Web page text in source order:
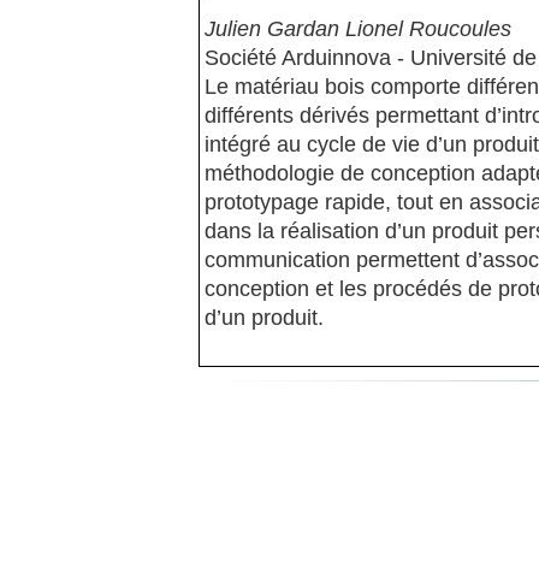
Julien Gardan Lionel Roucoules
Société Arduinnova - Université
Le matériau bois comporte
différents dérivés permettant
intégré au cycle de vie d’un
méthodologie de conception
prototypage rapide, tout en
dans la réalisation d’un produit
communication permettent
conception et les procédés de
d’un produit.